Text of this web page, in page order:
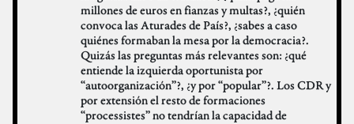
millones de euros en fianzas y multas?, ¿quién
convoca las Aturades de País?, ¿sabes a caso
quiénes formaban la mesa por la democracia?.
Quizás las preguntas más relevantes son: ¿qué
entiende la izquierda oportunista por
“autoorganización”?, ¿y por “popular”?. Los CDR y
por extensión el resto de formaciones
“processistes” no tendrían la capacidad de